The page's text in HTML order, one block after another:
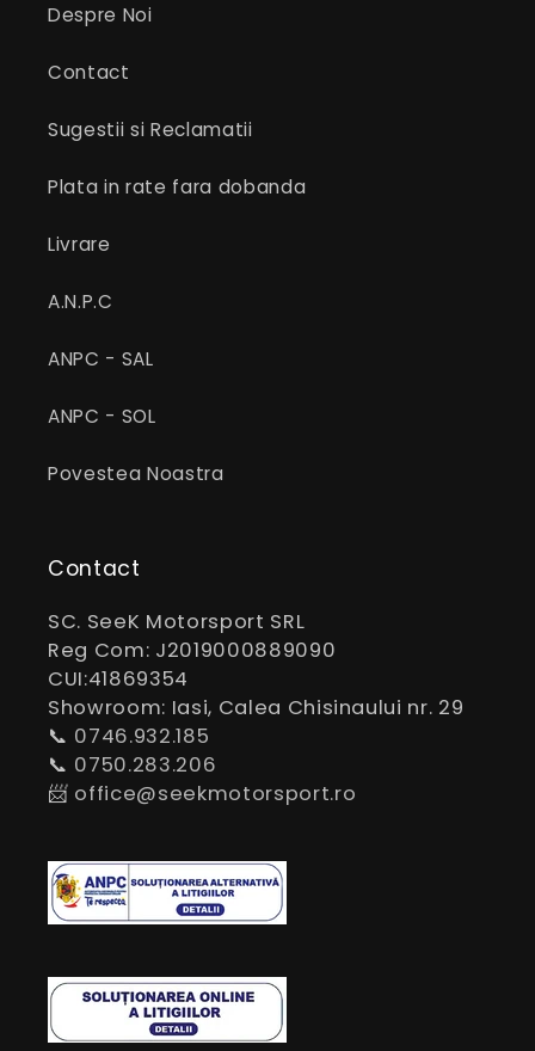
Despre Noi
Contact
Sugestii si Reclamatii
Plata in rate fara dobanda
Livrare
A.N.P.C
ANPC - SAL
ANPC - SOL
Povestea Noastra
Contact
SC. SeeK Motorsport SRL
Reg Com: J2019000889090
CUI:41869354
Showroom: Iasi, Calea Chisinaului nr. 29
📞 0746.932.185
📞 0750.283.206
📨 office@seekmotorsport.ro